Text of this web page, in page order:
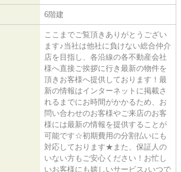
6階建
ここまでご覧頂きありがとうござい
ます♪当社は他社に負けない総合仲介
店を目指し、各沿線の各不動産会社
様へ直接ご挨拶に行き最新の物件を
頂きお客様へ提供しております！最
新の情報はインターネットに掲載さ
れるまでにお時間がかかるため、お
問い合わせのお客様やご来店のお客
様には最新の情報を提供することが
可能です☆初期費用の分割払いにも
対応しております★また、保証人の
いない方もご安心ください！お忙し
いお客様にも嬉しいサービス♪いつで